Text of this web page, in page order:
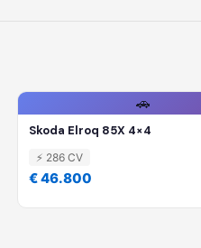
🚗
Skoda Elroq 85X 4×4
⚡ 286 CV
€ 46.800